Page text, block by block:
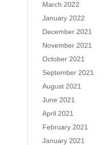
March 2022
January 2022
December 2021
November 2021
October 2021
September 2021
August 2021
June 2021
April 2021
February 2021
January 2021